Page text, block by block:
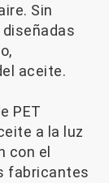
Sin
aceite.
PET
a la luz
con el
fabricantes